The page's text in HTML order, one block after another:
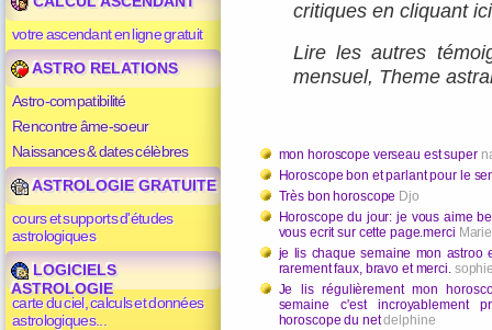
votre ascendant en ligne gratuit
ASTRO RELATIONS
Astro-compatibilité
Rencontre âme-soeur
Naissances & dates célèbres
ASTROLOGIE GRATUITE
cours et supports d'études
astrologiques
LOGICIELS
ASTROLOGIE
carte du ciel, calculs et données
astrologiques...
critiques en cliquant ici
Lire les autres
mensuel, Theme
mon horoscope verseau est super
Horoscope bon et parlant pour le
Très bon horoscope Djo
Horoscope du jour: je vous aime
vous ecrit sur cette page.merci
je lis chaque semaine mon astroo
rarement faux, bravo et merci.
Je lis régulièrement mon
semaine c'est incroyablement
horoscope du netdelphine